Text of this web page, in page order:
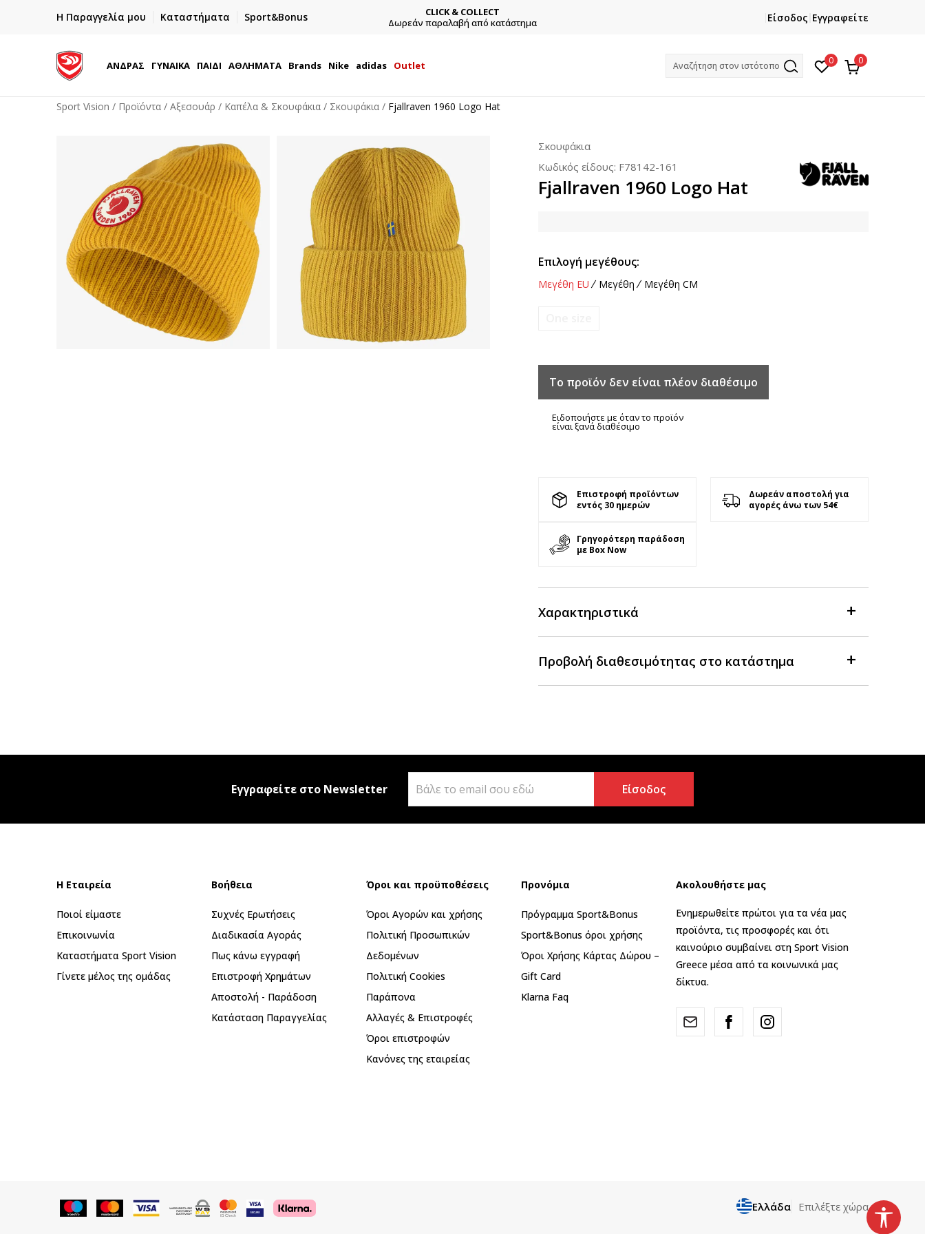
Η Παραγγελία μου Καταστήματα Sport&Bonus
ΓΡΗΓΟΡΟΤΕΡΗ ΠΑΡΑΔΟΣΗ ΜΕ BOX NOW
Παραλαβή 24/7
CLICK & COLLECT
Δωρεάν παραλαβή από κατάστημα
Και κερδίστε -10% με την πρώτη σας αγορά!
Είσοδος Εγγραφείτε
ΑΝΔΡΑΣ ΓΥΝΑΙΚΑ ΠΑΙΔΙ ΑΘΛΗΜΑΤΑ Brands Nike adidas Outlet Αναζήτηση στον ιστότοπο 0 0
Sport Vision Προϊόντα Αξεσουάρ Καπέλα & Σκουφάκια Σκουφάκια Fjallraven 1960 Logo Hat
Σκουφάκια
Κωδικός είδους: F78142-161
Fjallraven 1960 Logo Hat
Επιλογή μεγέθους:
Μεγέθη EU Μεγέθη Μεγέθη CM
Το προϊόν δεν είναι πλέον διαθέσιμο
Ειδοποιήστε με όταν το προϊόν
είναι ξανά διαθέσιμο
Επιστροφή προϊόντων
εντός 30 ημερών
Δωρεάν αποστολή για
αγορές άνω των 54€
Γρηγορότερη παράδοση
με Box Now
Χαρακτηριστικά
Προβολή διαθεσιμότητας στο κατάστημα
Εγγραφείτε στο Newsletter Είσοδος
Η Εταιρεία
Ποιοί είμαστε
Επικοινωνία
Καταστήματα Sport Vision
Γίνετε μέλος της ομάδας
Βοήθεια
Συχνές Ερωτήσεις
Διαδικασία Αγοράς
Πως κάνω εγγραφή
Επιστροφή Xρημάτων
Αποστολή - Παράδοση
Κατάσταση Παραγγελίας
Όροι και προϋποθέσεις
Όροι Αγορών και χρήσης
Πολιτική Προσωπικών
Δεδομένων
Πολιτική Cookies
Παράπονα
Αλλαγές & Επιστροφές
Όροι επιστροφών
Κανόνες της εταιρείας
Προνόμια
Πρόγραμμα Sport&Bonus
Sport&Bonus όροι χρήσης
Όροι Χρήσης Κάρτας Δώρου –
Gift Card
Klarna Faq
Ακολουθήστε μας
Ενημερωθείτε πρώτοι για τα νέα μας
προϊόντα, τις προσφορές και ότι
καινούριο συμβαίνει στη Sport Vision
Greece μέσα από τα κοινωνικά μας
δίκτυα.
Ελλάδα Επιλέξτε χώρα